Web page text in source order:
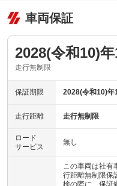
車両保証
2028(令和10)
走行無制限
保証期限 2028(令和10)年
走行距離 走行無制限
ロード
サービス
無し
この車両は社有
行距離無制限保
検の際に、保証